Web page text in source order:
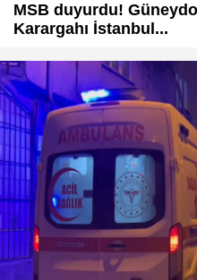
MSB duyurdu!
Karargahı İstanbul...